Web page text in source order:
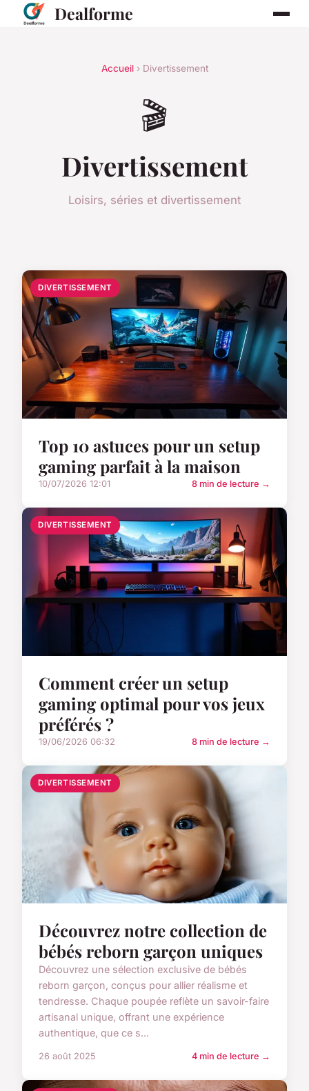
Dealforme
Accueil› Divertissement
🎬
Divertissement
Loisirs, séries et divertissement
DIVERTISSEMENT
Top 10 astuces pour un setup
gaming parfait à la maison
10/07/2026 12:01 8 min de lecture →
DIVERTISSEMENT
Comment créer un setup
gaming optimal pour vos jeux
préférés ?
19/06/2026 06:32 8 min de lecture →
DIVERTISSEMENT
Découvrez notre collection de
bébés reborn garçon uniques
Découvrez une sélection exclusive de bébés
reborn garçon, conçus pour allier réalisme et
tendresse. Chaque poupée reflète un savoir-faire
artisanal unique, offrant une expérience
authentique, que ce s...
26 août 2025 4 min de lecture →